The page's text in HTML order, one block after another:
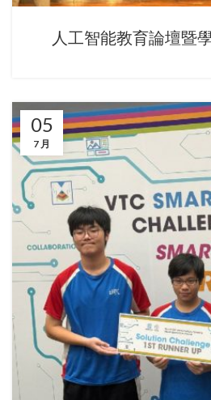
人工智能教育論壇暨
05
7 月